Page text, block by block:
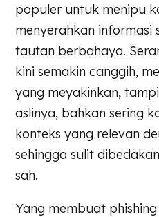
populer untuk menipu
menyerahkan informasi
tautan berbahaya.
kini semakin canggih,
yang meyakinkan,
aslinya, bahkan sering
konteks yang relevan
sehingga sulit
sah.
Yang membuat